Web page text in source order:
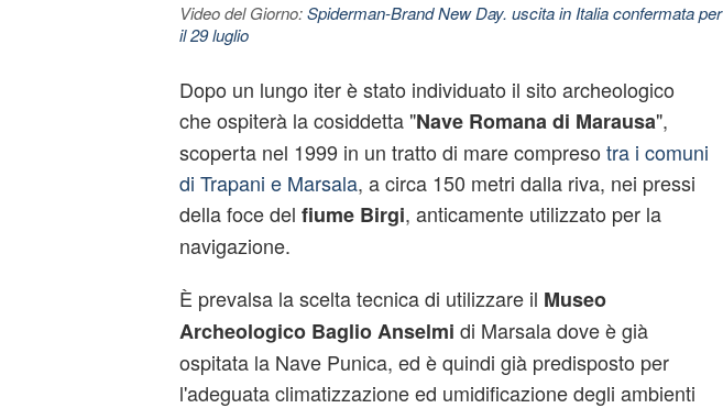
Video del Giorno:Spiderman-Brand New Day. uscita in Italia confermata per
il 29 luglio
Dopo un lungo iter è stato individuato il sito archeologico
che ospiterà la cosiddetta "Nave Romana di Marausa",
scoperta nel 1999 in un tratto di mare compreso tra i comuni
di Trapani e Marsala, a circa 150 metri dalla riva, nei pressi
della foce del fiume Birgi, anticamente utilizzato per la
navigazione.
È prevalsa la scelta tecnica di utilizzare il Museo
Archeologico Baglio Anselmi di Marsala dove è già
ospitata la Nave Punica, ed è quindi già predisposto per
l'adeguata climatizzazione ed umidificazione degli ambienti